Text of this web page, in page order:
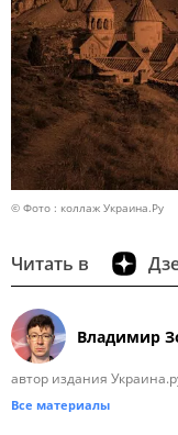
© Фото : коллаж Украина.Ру
Читать в
Владимир
автор издания
Все материалы